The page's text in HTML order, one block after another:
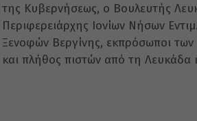
της Κυβερνήσεως, ο Βουλευτής
Περιφερειάρχης Ιονίων Νήσων
Ξενοφών Βεργίνης, εκπρόσωποι των
και πλήθος πιστών από τη Λευκάδα